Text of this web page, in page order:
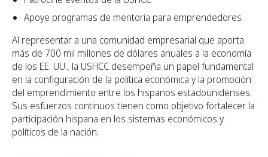
Apoye programas de mentoría para emprendedores
Al representar a una comunidad empresarial que aporta
más de 700 mil millones de dólares anuales a la economía
de los EE. UU., la USHCC desempeña un papel fundamental
en la configuración de la política económica y la promoción
del emprendimiento entre los hispanos estadounidenses.
Sus esfuerzos continuos tienen como objetivo fortalecer la
participación hispana en los sistemas económicos y
políticos de la nación.